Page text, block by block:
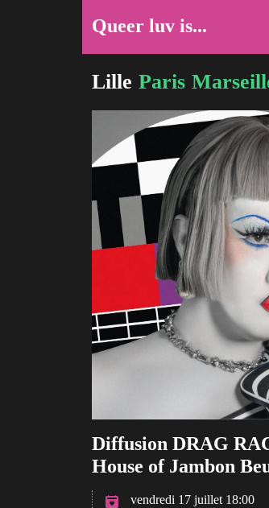
Queer luv is...
Lille Paris
Diffusion DRAG
House of Jambon
vendredi 17 juillet 18:00